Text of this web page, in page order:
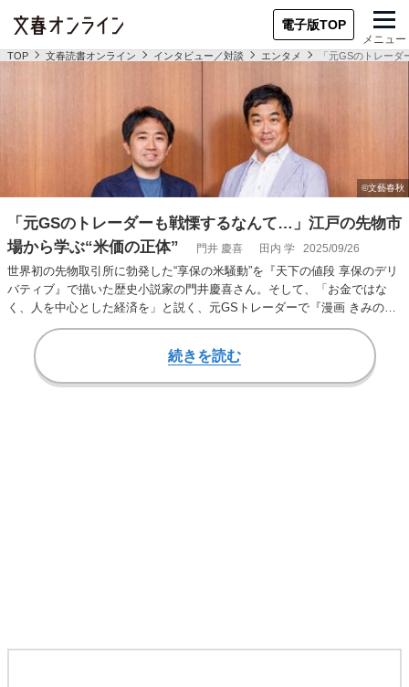
電子版TOP
メニュー
TOP 文春読書オンライン インタビュー／対談 エンタメ 「元GSのトレー
「元GSのトレーダーも戦慄するなんて…」江戸の先物市
場から学ぶ“米価の正体”
門井 慶喜 田内 学 2025/09/26
世界初の先物取引所に勃発した“享保の米騒動”を『天下の値段 享保のデリ
バティブ』で描いた歴史小説家の門井慶喜さん。そして、「お金ではな
く、人を中心とした経済を」と説く、元GSトレーダーで『漫画 きみのお
金は誰のため…
続きを読む